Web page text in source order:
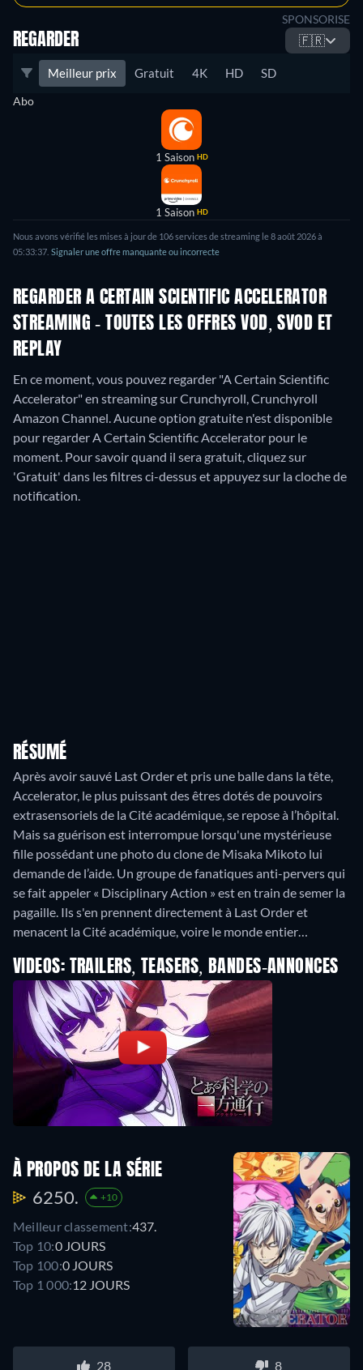
SPONSORISE
REGARDER 🇫🇷
Meilleur prix Gratuit 4K HD SD
Abo
1 Saison HD
1 Saison HD
Nous avons vérifié les mises à jour de 106services de streaming le8 août 2026 à
05:33:37 Signaler une offre manquante ou incorrecte
REGARDER A CERTAIN SCIENTIFIC ACCELERATOR
STREAMING - TOUTES LES OFFRES VOD, SVOD ET
REPLAY
En ce moment, vous pouvez regarder "A Certain Scientific
Accelerator" en streaming sur Crunchyroll, Crunchyroll
Amazon Channel. Aucune option gratuite n'est disponible
pour regarder A Certain Scientific Accelerator pour le
moment. Pour savoir quand il sera gratuit, cliquez sur
'Gratuit' dans les filtres ci-dessus et appuyez sur la cloche de
notification.
RÉSUMÉ
Après avoir sauvé Last Order et pris une balle dans la tête,
Accelerator, le plus puissant des êtres dotés de pouvoirs
extrasensoriels de la Cité académique, se repose à l’hôpital.
Mais sa guérison est interrompue lorsqu'une mystérieuse
fille possédant une photo du clone de Misaka Mikoto lui
demande de l’aide. Un groupe de fanatiques anti-pervers qui
se fait appeler « Disciplinary Action » est en train de semer la
pagaille. Ils s'en prennent directement à Last Order et
menacent la Cité académique, voire le monde entier…
VIDEOS: TRAILERS, TEASERS, BANDES-ANNONCES
À PROPOS DE LA SÉRIE
6250. +10
Meilleur classement:437.
Top 10:0 JOURS
Top 100:0 JOURS
Top 1 000:12 JOURS
28 8